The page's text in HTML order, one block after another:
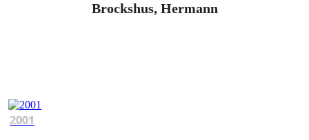
Brockshus, Hermann
2001